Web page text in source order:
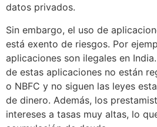
datos privados.
Sin embargo, el uso de
está exento de riesgos. Por
aplicaciones son ilegales en
de estas aplicaciones no están
o NBFC y no siguen las leyes
de dinero. Además, los
intereses a tasas muy altas, lo